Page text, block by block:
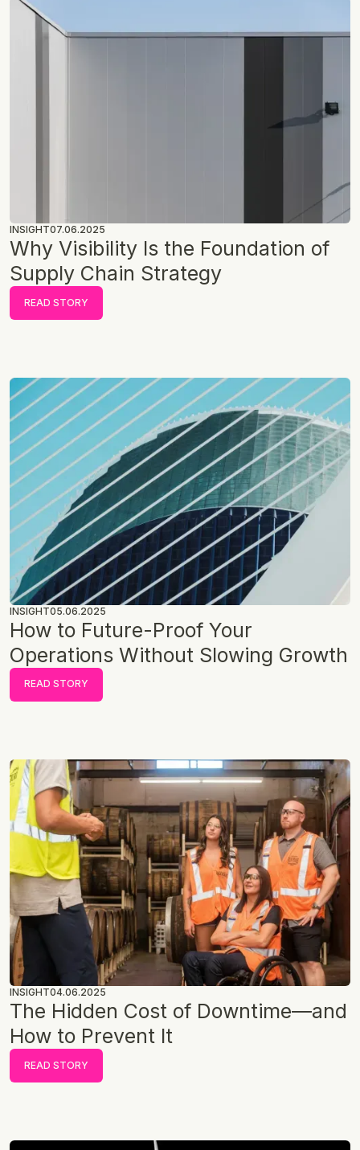
INSIGHT07.06.2025
Why Visibility Is the Foundation of
Supply Chain Strategy
READ STORY
INSIGHT05.06.2025
How to Future-Proof Your
Operations Without Slowing Growth
READ STORY
INSIGHT04.06.2025
The Hidden Cost of Downtime—and
How to Prevent It
READ STORY